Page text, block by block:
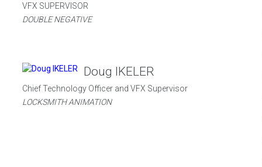
VFX SUPERVISOR
DOUBLE NEGATIVE
Doug IKELER
Chief Technology Officer and VFX Supervisor
LOCKSMITH ANIMATION